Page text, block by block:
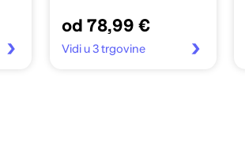
od 78,99 €
Vidi u 3 trgovine